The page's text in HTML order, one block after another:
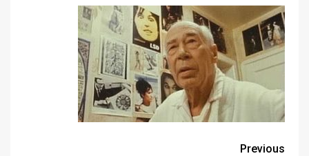
Previous